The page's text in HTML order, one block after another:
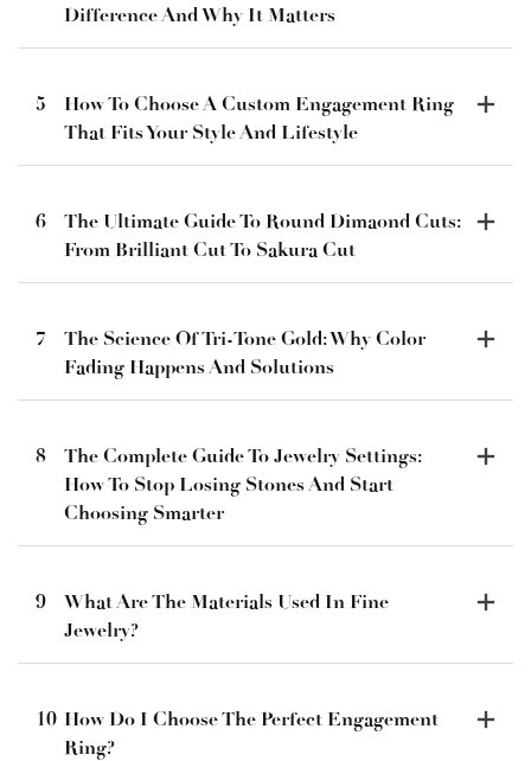
Difference And Why It Matters
5
How To Choose A Custom Engagement Ring
That Fits Your Style And Lifestyle
6
The Ultimate Guide To Round Dimaond Cuts:
From Brilliant Cut To Sakura Cut
7
The Science Of Tri-Tone Gold: Why Color
Fading Happens And Solutions
8
The Complete Guide To Jewelry Settings:
How To Stop Losing Stones And Start
Choosing Smarter
9
What Are The Materials Used In Fine
Jewelry?
10 How Do I Choose The Perfect Engagement
Ring?